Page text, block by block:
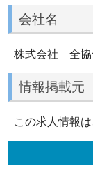
会社名
株式会社 全協
情報掲載元
この求人情報は